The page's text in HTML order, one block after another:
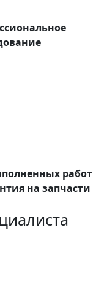
работ
на запчасти